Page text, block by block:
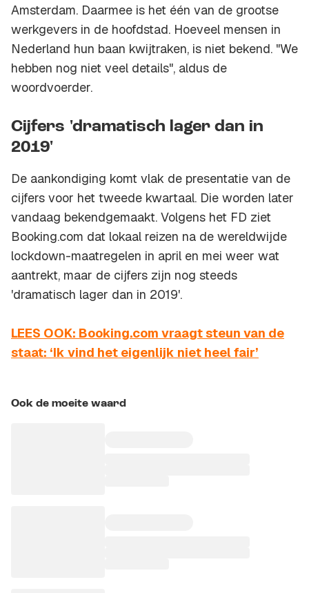
Amsterdam. Daarmee is het één van de grootse
werkgevers in de hoofdstad. Hoeveel mensen in
Nederland hun baan kwijtraken, is niet bekend. "We
hebben nog niet veel details", aldus de
woordvoerder.
Cijfers 'dramatisch lager dan in
2019'
De aankondiging komt vlak de presentatie van de
cijfers voor het tweede kwartaal. Die worden later
vandaag bekendgemaakt. Volgens het FD ziet
Booking.com dat lokaal reizen na de wereldwijde
lockdown-maatregelen in april en mei weer wat
aantrekt, maar de cijfers zijn nog steeds
'dramatisch lager dan in 2019'.
LEES OOK: Booking.com vraagt steun van de
staat: ‘Ik vind het eigenlijk niet heel fair’
Ook de moeite waard